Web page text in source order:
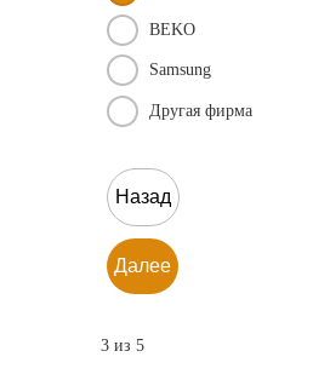
BEKO
Samsung
Другая фирма
Назад
Далее
3 из 5